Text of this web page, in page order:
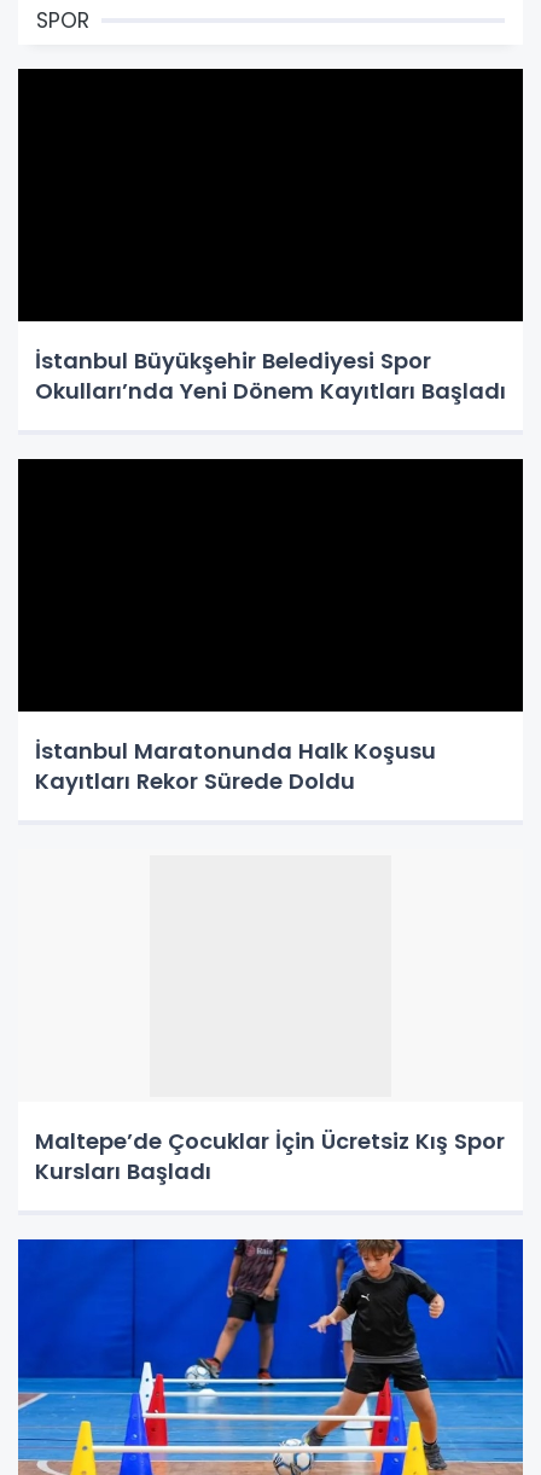
SPOR
İstanbul Büyükşehir Belediyesi Spor
Okulları’nda Yeni Dönem Kayıtları Başladı
İstanbul Maratonunda Halk Koşusu
Kayıtları Rekor Sürede Doldu
Maltepe’de Çocuklar İçin Ücretsiz Kış Spor
Kursları Başladı